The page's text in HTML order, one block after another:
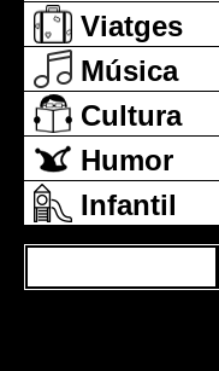
Viatges
Música
Cultura
Humor
Infantil